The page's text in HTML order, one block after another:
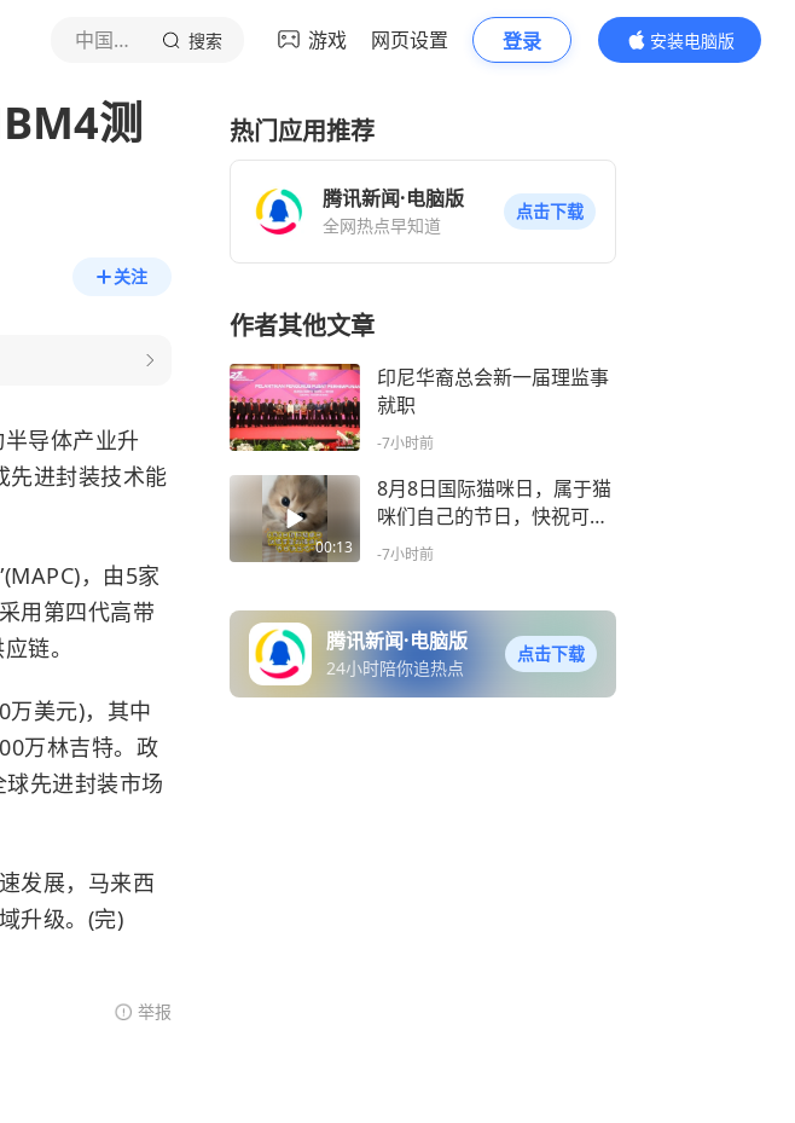
中国新闻网 搜索 游戏 网页设置 登录
安装电脑版
内容更精彩
测
关注
导体产业升
先进封装技术能
，由5家
用第四代高带
链。
美元)，其中
万林吉特。政
球先进封装市场
发展，马来西
升级。(完)
举报
热门应用推荐
腾讯新闻·电脑版
全网热点早知道
点击下载
作者其他文章
印尼华裔总会新一届理监事
就职
-7小时前
00:13
8月8日国际猫咪日，属于猫
咪们自己的节日，快祝可爱
的猫咪节日快乐吧~
-7小时前
腾讯新闻·电脑版
24小时陪你追热点
点击下载